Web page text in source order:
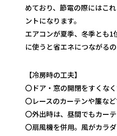
めており、節電の際にはこ
ントになります。
エアコンが夏季、冬季とも1
に使うと省エネにつながるの
【冷房時の工夫】
〇ドア・窓の開閉をすくなく
〇レースのカーテンや簾など
〇外出時は、昼間でもカー
〇扇風機を併用。風がカラ